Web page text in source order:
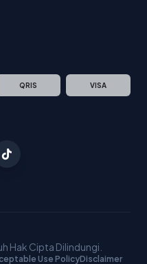
QRIS VISA
Jakhoster
TikTok Jakhoster
Hak Cipta Dilindungi.
Use PolicyDisclaimer